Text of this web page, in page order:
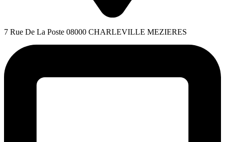
7 Rue De La Poste 08000 CHARLEVILLE MEZIERES